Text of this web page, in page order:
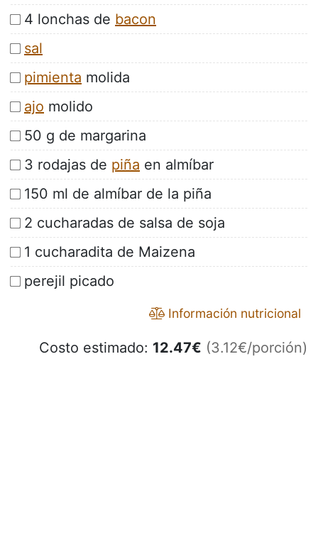
4 lonchas de bacon
sal
pimienta molida
ajo molido
50 g de margarina
3 rodajas de piña en almíbar
150 ml de almíbar de la piña
2 cucharadas de salsa de soja
1 cucharadita de Maizena
perejil picado
Información nutricional
Costo estimado: 12.47€ (3.12€/porción)